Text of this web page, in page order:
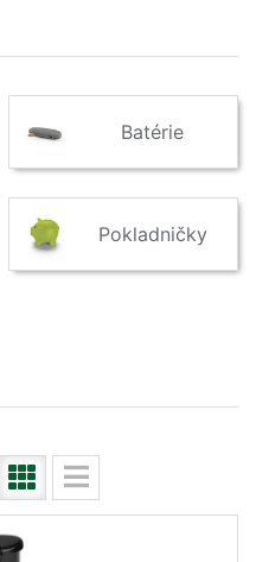
Batérie
Pokladničky